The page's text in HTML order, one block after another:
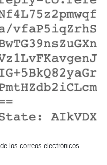
los correos electrónicos